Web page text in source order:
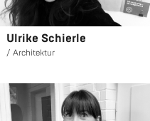
Ul­ri­ke Schier­le
Ar­chi­tek­tur